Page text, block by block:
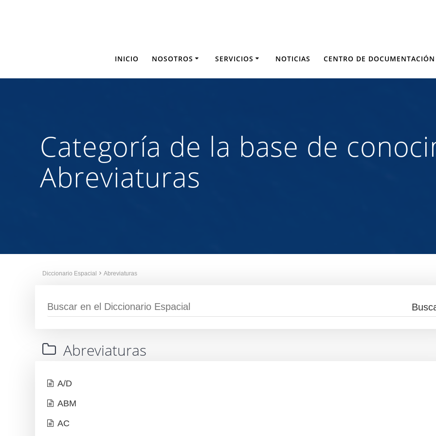
INICIO NOSOTROS SERVICIOS NOTICIAS CENTRO DE DOCUMENTACIÓN
Categoría de la base de
Abreviaturas
Diccionario Espacial Abreviaturas
Abreviaturas
A/D
ABM
AC